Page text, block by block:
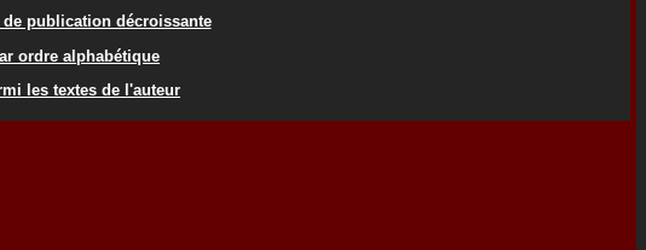
de publication décroissante
ordre alphabétique
les textes de l'auteur